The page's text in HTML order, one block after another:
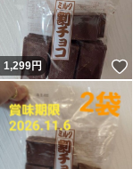
1,299円